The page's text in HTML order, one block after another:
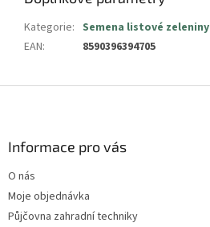
Kategorie: Semena listové zeleniny
EAN: 8590396394705
Informace pro vás
O nás
Moje objednávka
Půjčovna zahradní techniky